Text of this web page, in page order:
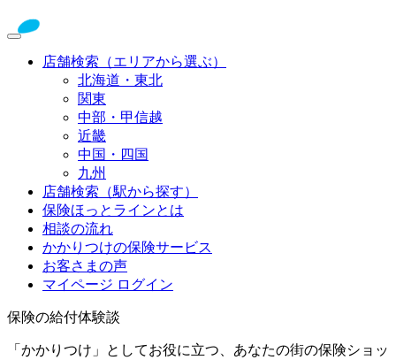
店舗検索（エリアから選ぶ）
北海道・東北
関東
中部・甲信越
近畿
中国・四国
九州
店舗検索（駅から探す）
保険ほっとラインとは
相談の流れ
かかりつけの保険サービス
お客さまの声
マイページ ログイン
保険の給付体験談
「かかりつけ」としてお役に立つ、あなたの街の保険ショッ